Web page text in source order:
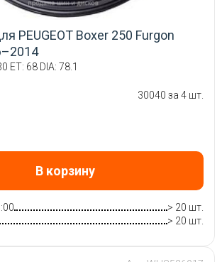
PEUGEOT Boxer 250 Furgon
ET: 68 DIA: 78.1
30040 за 4 шт.
В корзину
> 20 шт.
> 20 шт.